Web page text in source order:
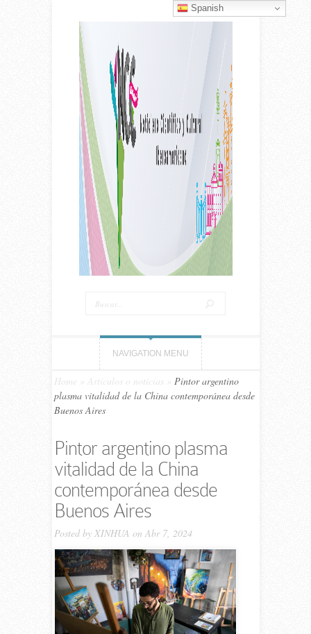
NAVIGATION MENU
Home Artículos o noticias
Pintor argentino
plasma vitalidad de la China contemporánea desde
Buenos Aires
Pintor argentino plasma
vitalidad de la China
contemporánea desde
Buenos Aires
Posted by XINHUA on Abr 7, 2024
Spanish